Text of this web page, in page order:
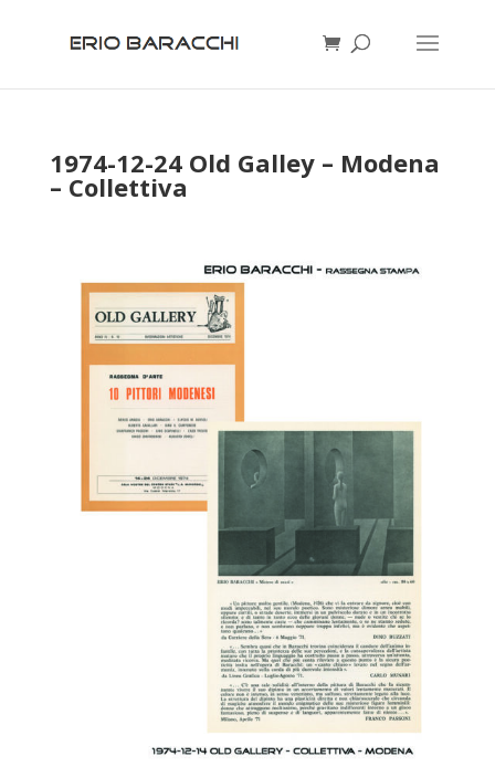
1974-12-24 Old Galley – Modena
– Collettiva